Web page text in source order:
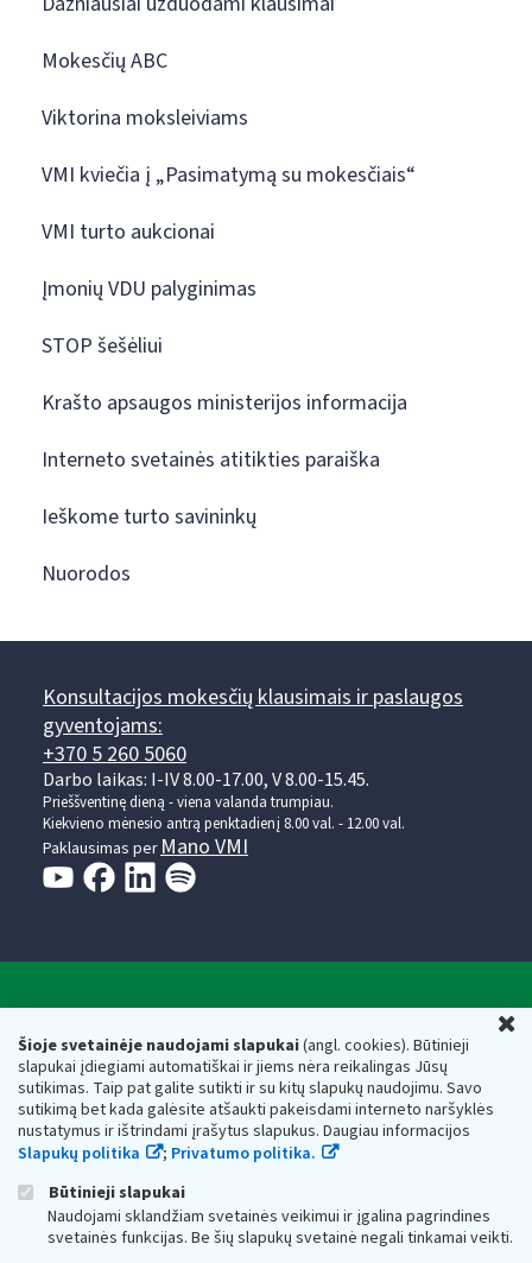
Šioje svetainėje naudojami slapukai(angl. cookies). Būtinieji
slapukai įdiegiami automatiškai ir jiems nėra reikalingas Jūsų
sutikimas. Taip pat galite sutikti ir su kitų slapukų naudojimu. Savo
sutikimą bet kada galėsite atšaukti pakeisdami interneto naršyklės
nustatymus ir ištrindami įrašytus slapukus. Daugiau informacijos
Slapukų politika
; Privatumo politika.
Būtinieji slapukai
Naudojami sklandžiam svetainės veikimui ir įgalina pagrindines
svetainės funkcijas. Be šių slapukų svetainė negali tinkamai veikti.
Mokesčių ABC
Viktorina moksleiviams
VMI kviečia į „Pasimatymą su mokesčiais“
VMI turto aukcionai
Įmonių VDU palyginimas
STOP šešėliui
Krašto apsaugos ministerijos informacija
Interneto svetainės atitikties paraiška
Ieškome turto savininkų
Nuorodos
Konsultacijos mokesčių klausimais ir paslaugos
gyventojams:
+370 5 260 5060
Darbo laikas: I-IV 8.00-17.00, V 8.00-15.45.
Prieššventinę dieną - viena valanda trumpiau.
Kiekvieno mėnesio antrą penktadienį 8.00 val. - 12.00 val.
Paklausimas perMano VMI
Valstybinė mokesčių inspekcija prie Lietuvos
Respublikos finansų ministerijos
Biudžetinė įstaiga. Juridinio asmens kodas — 188659752,
adresas: Vasario 16-osios g. 14, 01107 Vilnius, Lietuva, el.paštas:
vmi@vmi.lt , E. pristatymo dėžutės adresas 188659752
Duomenys apie Valstybinę mokesčių inspekciją prie Lietuvos
Respublikos finansų ministerijos kaupiami ir saugomi Juridinių